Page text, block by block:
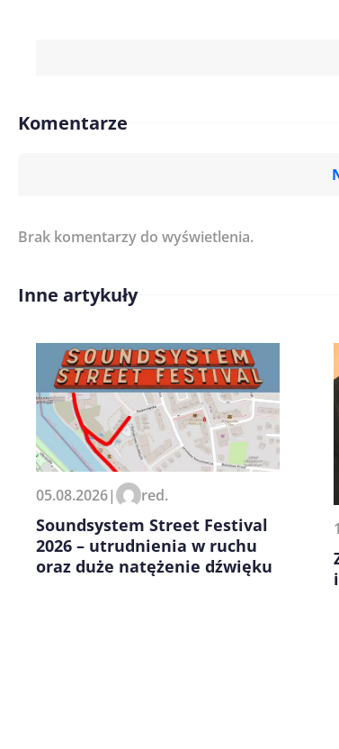
Komentarze
Imię/ Nick*
Zapamiętaj moje
kolejnych
Brak komentarzy do wyświetlenia.
Inne artykuły
05.08.2026| red.
Soundsystem Street Festival
2026 – utrudnienia w ruchu
oraz duże natężenie dźwięku